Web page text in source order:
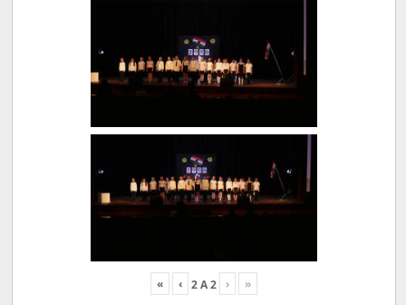
« ‹ 2A2 › »